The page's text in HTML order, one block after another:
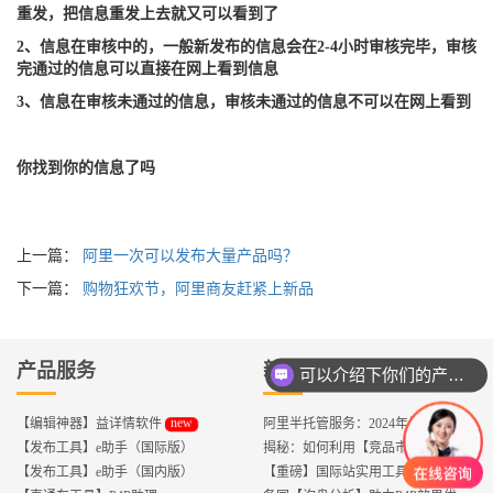
重发，把信息重发上去就又可以看到了
2、信息在审核中的，一般新发布的信息会在2-4小时审核完毕，审核
完通过的信息可以直接在网上看到信息
3、信息在审核未通过的信息，审核未通过的信息不可以在网上看到
你找到你的信息了吗
上一篇：
阿里一次可以发布大量产品吗？
下一篇： 购物狂欢节，阿里商友赶紧上新品
产品服务
【编辑神器】益详情软件 new
【发布工具】e助手（国际版）
【发布工具】e助手（国内版）
新闻资讯
阿里半托管服务：2024年外贸出海热潮的主旋律
【重磅】国际站实用工具,快速解决运营中的5大琐事，一键提升运营效率!
可以介绍下你们的产品么？